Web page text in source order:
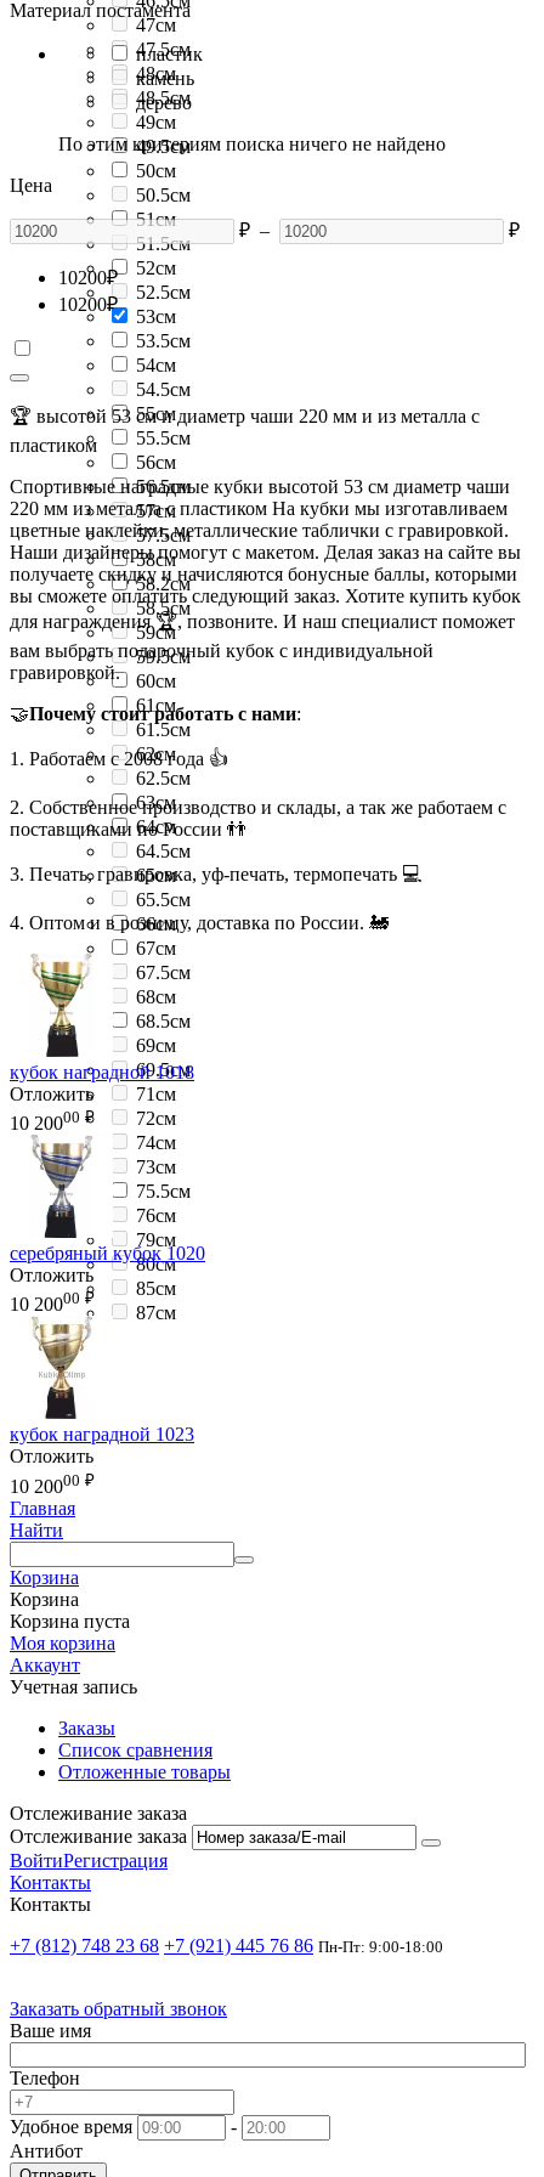
47см
47.5см
48см
48.5см
49см
49.5см
50см
50.5см
51см
51.5см
52см
52.5см
53см
53.5см
54см
54.5см
55см
55.5см
56см
56.5см
57см
57.5см
58см
58.2см
58.5см
59см
59.5см
60см
61см
61.5см
62см
62.5см
63см
64см
64.5см
65см
65.5см
66см
67см
67.5см
68см
68.5см
69см
69.5см
71см
72см
74см
73см
75.5см
76см
79см
80см
85см
87см
Материал постамента
пластик
камень
дерево
По этим критериям поиска ничего не найдено
Цена
₽ – ₽
10200₽
10200₽
🏆 высотой 53 см и диаметр чаши 220 мм и из металла с
пластиком
Спортивные наградные кубки высотой 53 см диаметр чаши
220 мм из металла с пластиком На кубки мы изготавливаем
цветные наклейки, металлические таблички с гравировкой.
Наши дизайнеры помогут с макетом. Делая заказ на сайте вы
получаете скидку и начисляются бонусные баллы, которыми
вы сможете оплатить следующий заказ. Хотите купить кубок
для награждения 🏆, позвоните. И наш специалист поможет
вам выбрать подарочный кубок с индивидуальной
гравировкой.
🤝Почему стоит работать с нами:
1. Работаем с 2008 года 👍
2. Собственное производство и склады, а так же работаем с
поставщиками по России 👬
3. Печать, гравировка, уф-печать, термопечать 💻
4. Оптом и в розницу, доставка по России. 🚂
кубок наградной 1018
Отложить
10 20000 ₽
серебряный кубок 1020
Отложить
10 20000 ₽
кубок наградной 1023
Отложить
10 20000 ₽
Главная
Найти
Корзина
Корзина
Корзина пуста
Моя корзина
Аккаунт
Учетная запись
Заказы
Список сравнения
Отложенные товары
Отслеживание заказа
Отслеживание заказа
ВойтиРегистрация
Контакты
Контакты
+7 (812) 748 23 68 +7 (921) 445 76 86 Пн-Пт: 9:00-18:00
Заказать обратный звонок
Ваше имя
Телефон
Удобное время
-
Антибот